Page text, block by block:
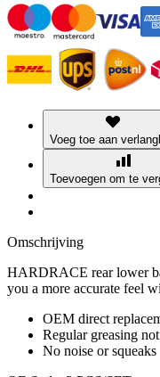
Voeg toe aan
Toevoegen om te
Omschrijving
HARDRACE rear lower
you a more accurate feel
OEM direct
Regular greasing
No noise or squeaks